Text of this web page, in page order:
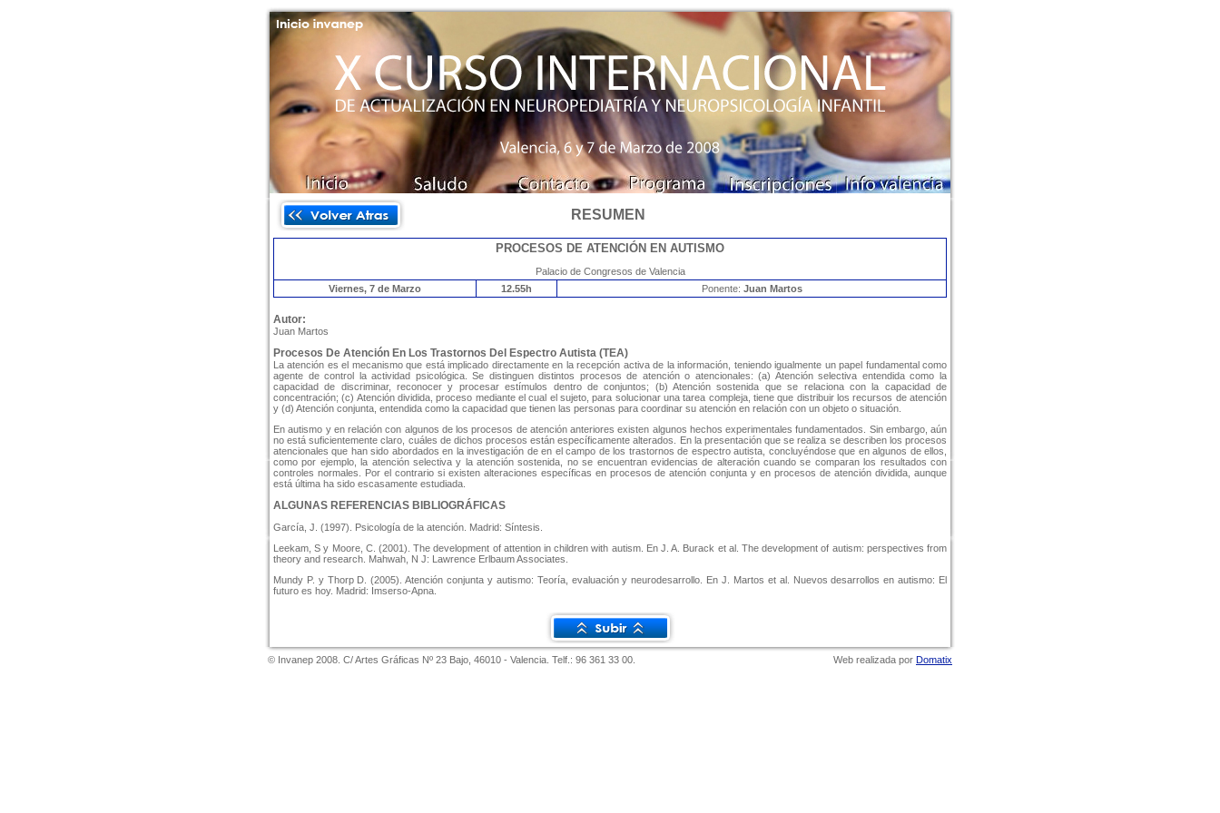
RESUMEN
PROCESOS DE ATENCIÓN EN AUTISMO
Palacio de Congresos de Valencia
Viernes, 7 de Marzo
12.55h Ponente: Juan Martos
Autor:
Juan Martos
Procesos De Atención En Los Trastornos Del Espectro Autista (TEA)
La atención es el mecanismo que está implicado directamente en la recepción activa de la información, teniendo igualmente un papel fundamental como
agente de control la actividad psicológica. Se distinguen distintos procesos de atención o atencionales: (a) Atención selectiva entendida como la
capacidad de discriminar, reconocer y procesar estímulos dentro de conjuntos; (b) Atención sostenida que se relaciona con la capacidad de
concentración; (c) Atención dividida, proceso mediante el cual el sujeto, para solucionar una tarea compleja, tiene que distribuir los recursos de atención
y (d) Atención conjunta, entendida como la capacidad que tienen las personas para coordinar su atención en relación con un objeto o situación.
En autismo y en relación con algunos de los procesos de atención anteriores existen algunos hechos experimentales fundamentados. Sin embargo, aún
no está suficientemente claro, cuáles de dichos procesos están específicamente alterados. En la presentación que se realiza se describen los procesos
atencionales que han sido abordados en la investigación de en el campo de los trastornos de espectro autista, concluyéndose que en algunos de ellos,
como por ejemplo, la atención selectiva y la atención sostenida, no se encuentran evidencias de alteración cuando se comparan los resultados con
controles normales. Por el contrario si existen alteraciones específicas en procesos de atención conjunta y en procesos de atención dividida, aunque
está última ha sido escasamente estudiada.
ALGUNAS REFERENCIAS BIBLIOGRÁFICAS
García, J. (1997). Psicología de la atención. Madrid: Síntesis.
Leekam, S y Moore, C. (2001). The development of attentionin children with autism. En J. A. Burack et al. The development of autism: perspectives from
theory and research. Mahwah, N J: Lawrence Erlbaum Associates.
Mundy P. y Thorp D. (2005). Atención conjunta y autismo: Teoría, evaluación y neurodesarrollo. En J. Martos et al. Nuevos desarrollos en autismo: El
futuro es hoy. Madrid: Imserso-Apna.
© Invanep 2008. C/ Artes Gráficas Nº 23 Bajo, 46010 - Valencia. Telf.: 96 361 33 00. Web realizada por Domatix